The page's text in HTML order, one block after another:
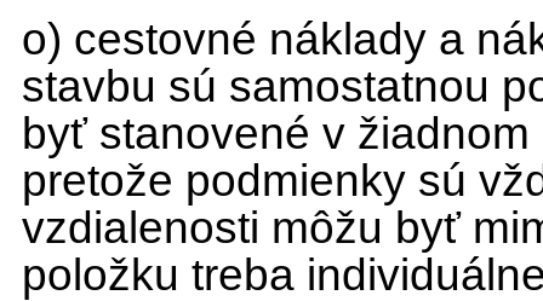
o) cestovné náklady a
stavbu sú samostatnou
byť stanovené v
pretože podmienky sú
vzdialenosti môžu byť
položku treba